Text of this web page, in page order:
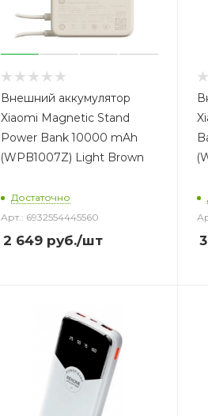
Внешний аккумулятор
Xiaomi Magnetic Stand
Power Bank 10000 mAh
(WPB1007Z) Light Brown
Достаточно
Арт.: 6932554445560
2 649руб./шт